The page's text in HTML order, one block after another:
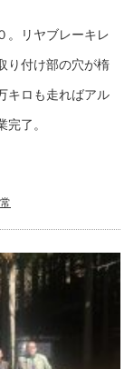
。リヤブレーキレ
り付け部の穴が楕
キロも走ればアル
了。